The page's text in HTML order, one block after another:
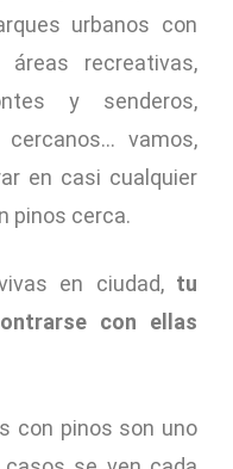
urbanos con
áreas recreativas,
y senderos,
vamos,
en casi cualquier
pinos cerca.
en ciudad, tu
con ellas
con pinos son uno